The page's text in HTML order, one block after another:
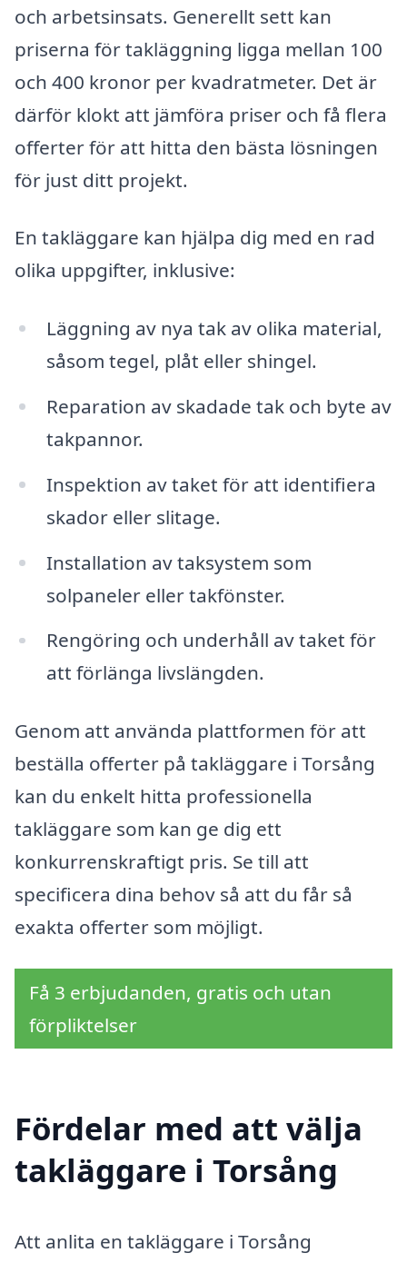
och arbetsinsats. Generellt sett kan
priserna för takläggning ligga mellan 100
och 400 kronor per kvadratmeter. Det är
därför klokt att jämföra priser och få flera
offerter för att hitta den bästa lösningen
för just ditt projekt.
En takläggare kan hjälpa dig med en rad
olika uppgifter, inklusive:
Läggning av nya tak av olika material,
såsom tegel, plåt eller shingel.
Reparation av skadade tak och byte av
takpannor.
Inspektion av taket för att identifiera
skador eller slitage.
Installation av taksystem som
solpaneler eller takfönster.
Rengöring och underhåll av taket för
att förlänga livslängden.
Genom att använda plattformen för att
beställa offerter på takläggare i Torsång
kan du enkelt hitta professionella
takläggare som kan ge dig ett
konkurrenskraftigt pris. Se till att
specificera dina behov så att du får så
exakta offerter som möjligt.
Få 3 erbjudanden, gratis och utan
förpliktelser
Fördelar med att välja
takläggare i Torsång
Att anlita en takläggare i Torsång